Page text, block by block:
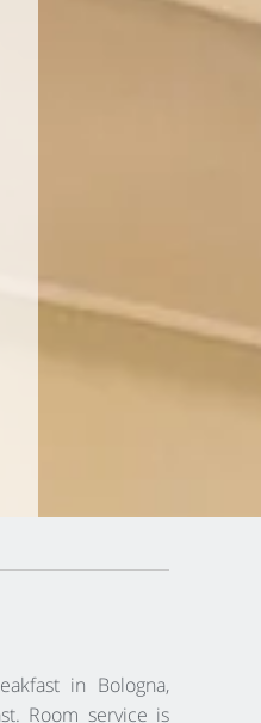
in Bologna,
Room service is